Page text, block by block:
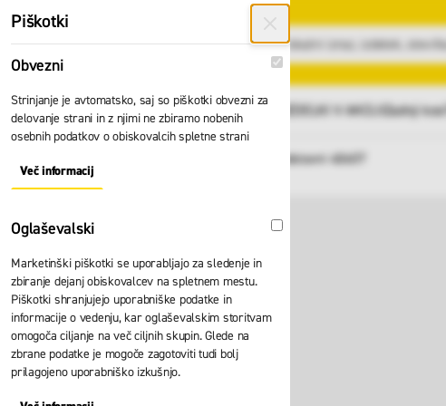
Preskoči na vsebino
GLAVNI MENI Vsi izdelki IZDELKI V AKCIJIZadnji kosi
Podstavni voziček podstavni 40607
Piškotki
Obvezni Obvezni
Strinjanje je avtomatsko, saj so piškotki obvezni za
delovanje strani in z njimi ne zbiramo nobenih
osebnih podatkov o obiskovalcih spletne strani
Več informacijAbout "Obvezni" Cookie Group
Oglaševalski Oglaševalski
Marketinški piškotki se uporabljajo za sledenje in
zbiranje dejanj obiskovalcev na spletnem mestu.
Piškotki shranjujejo uporabniške podatke in
informacije o vedenju, kar oglaševalskim storitvam
omogoča ciljanje na več ciljnih skupin. Glede na
zbrane podatke je mogoče zagotoviti tudi bolj
prilagojeno uporabniško izkušnjo.